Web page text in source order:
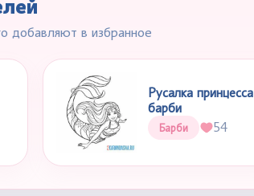
добавляют в избранное
Русалка принцесса
барби
Барби 54